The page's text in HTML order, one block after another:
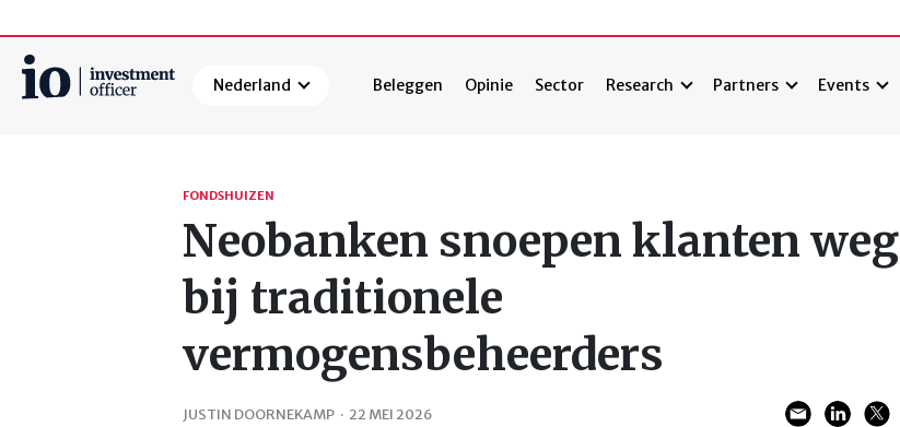
Nederland Beleggen Opinie Sector Research Partners Events
FONDSHUIZEN
Neobanken snoepen klanten weg
bij traditionele
vermogensbeheerders
JUSTIN DOORNEKAMP · 22 MEI 2026